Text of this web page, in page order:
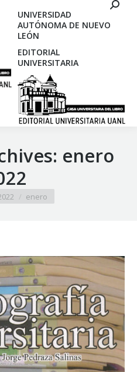
UNIVERSIDAD
AUTÓNOMA DE NUEVO
LEÓN
EDITORIAL
UNIVERSITARIA
enero
enero